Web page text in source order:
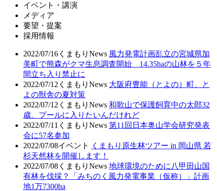
イベント・講演
メディア
要望・提案
採用情報
2022/07/16 くまもりNews 風力発電計画乱立の宮城県加
美町で熊森がクマ生息調査開始 14.35haの山林を５年
間立ち入り禁止に
2022/07/12 くまもりNews 大阪府豊能（とよの）町、と
よの獣舎の夏対策
2022/07/12 くまもりNews 和歌山で保護飼育中の太郎32
歳、プールに入りたいんだけれど
2022/07/11 くまもりNews 第11回日本奥山学会研究発表
会に57名参加
2022/07/08イベント
くまもり原生林ツアー in 岡山県 若
杉天然林を開催します！
2022/07/08 くまもりNews 地球環境のために八甲田山国
有林を伐採？「みちのく風力発電事業（仮称）」計画
地1万7300ha